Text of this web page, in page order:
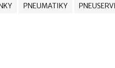
PNEUMATIKY